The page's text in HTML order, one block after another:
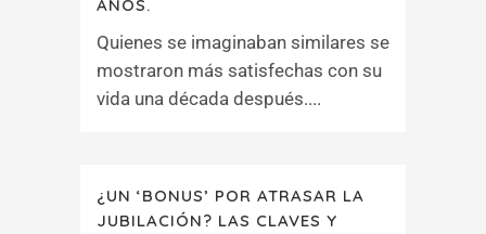
AÑOS.
Quienes se imaginaban similares se
mostraron más satisfechas con su
vida una década después....
¿UN ‘BONUS’ POR ATRASAR LA
JUBILACIÓN? LAS CLAVES Y